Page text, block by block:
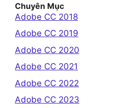
Chuyên Mục
Adobe CC 2018
Adobe CC 2019
Adobe CC 2020
Adobe CC 2021
Adobe CC 2022
Adobe CC 2023